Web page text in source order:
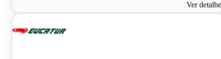
Ver